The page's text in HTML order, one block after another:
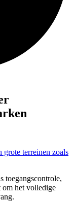
terreinen zoals
toegangscontrole,
om het volledige